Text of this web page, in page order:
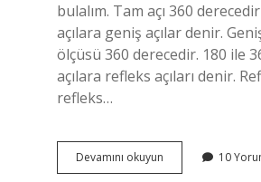
bulalım. Tam açı 360
açılara geniş açılar denir.
ölçüsü 360 derecedir. 180 ile
açılara refleks açıları denir.
refleks…
Devamını okuyun
Derece
10